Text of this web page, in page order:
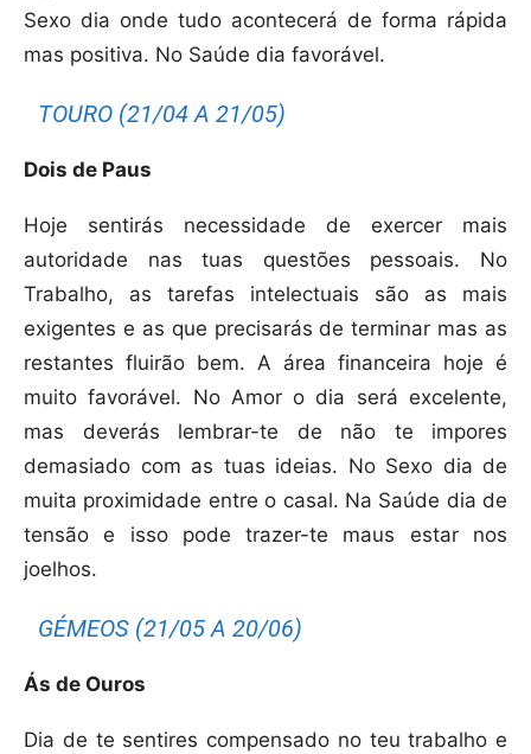
Sexo dia onde tudo acontecerá de forma rápida
mas positiva. No Saúde dia favorável.
TOURO (21/04 A 21/05)
Dois de Paus
Hoje sentirás necessidade de exercer mais
autoridade nas tuas questões pessoais. No
Trabalho, as tarefas intelectuais são as mais
exigentes e as que precisarás de terminar mas as
restantes fluirão bem. A área financeira hoje é
muito favorável. No Amor o dia será excelente,
mas deverás lembrar-te de não te impores
demasiado com as tuas ideias. No Sexo dia de
muita proximidade entre o casal. Na Saúde dia de
tensão e isso pode trazer-te maus estar nos
joelhos.
GÉMEOS (21/05 A 20/06)
Ás de Ouros
Dia de te sentires compensado no teu trabalho e